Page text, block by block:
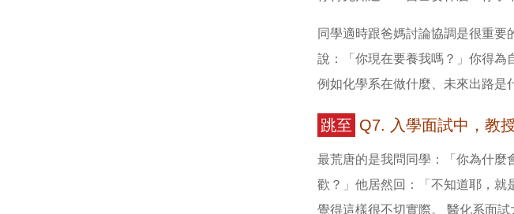
同學適時跟爸媽討論協調是很重
說：「你現在要養我嗎？」你得為
例如化學系在做什麼、未來出路是
跳至 Q7. 入學面試中，教
最荒唐的是我問同學：「你為什麼
歡？」他居然回：「不知道耶，就
覺得這樣很不切實際。 醫化系面